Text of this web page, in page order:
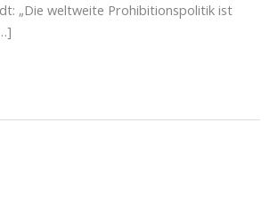
„Die weltweite Prohibitionspolitik ist